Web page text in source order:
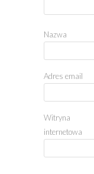
Nazwa
Adres email
Witryna
internetowa